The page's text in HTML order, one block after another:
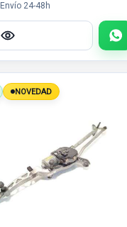
Envío 24-48h
NOVEDAD